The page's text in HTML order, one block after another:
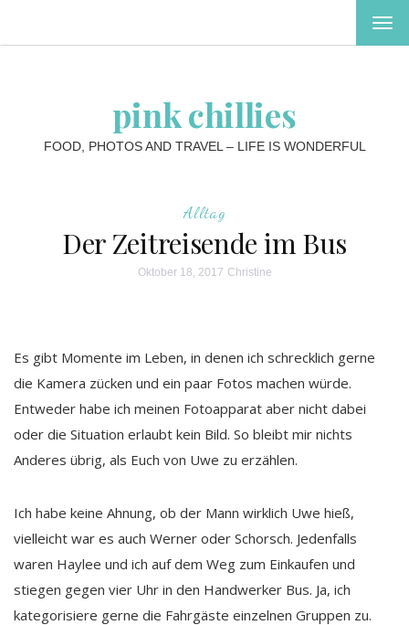
pink chillies
FOOD, PHOTOS AND TRAVEL – LIFE IS WONDERFUL
Alltag
Der Zeitreisende im Bus
Oktober 18, 2017 Christine
Es gibt Momente im Leben, in denen ich schrecklich gerne
die Kamera zücken und ein paar Fotos machen würde.
Entweder habe ich meinen Fotoapparat aber nicht dabei
oder die Situation erlaubt kein Bild. So bleibt mir nichts
Anderes übrig, als Euch von Uwe zu erzählen.
Ich habe keine Ahnung, ob der Mann wirklich Uwe hieß,
vielleicht war es auch Werner oder Schorsch. Jedenfalls
waren Haylee und ich auf dem Weg zum Einkaufen und
stiegen gegen vier Uhr in den Handwerker Bus. Ja, ich
kategorisiere gerne die Fahrgäste einzelnen Gruppen zu.